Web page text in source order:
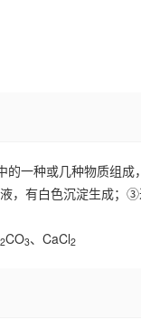
的一种或几种物质组
，有白色沉淀生成；
2CO3、CaCl2